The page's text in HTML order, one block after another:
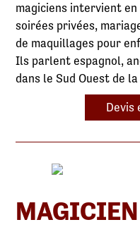
magiciens intervient
soirées privées,
de maquillages pour
Ils parlent espagnol,
dans le Sud Ouest de
Devis